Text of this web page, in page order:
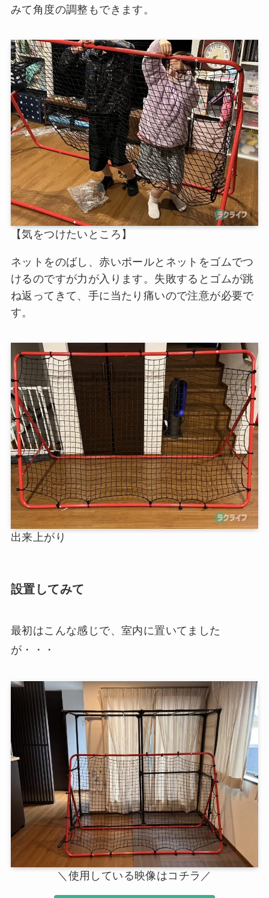
みて角度の調整もできます。
【気をつけたいところ】
ネットをのばし、赤いポールとネットをゴムでつ
けるのですが力が入ります。失敗するとゴムが跳
ね返ってきて、手に当たり痛いので注意が必要で
す。
出来上がり
設置してみて
最初はこんな感じで、室内に置いてました
が・・・
＼使用している映像はコチラ／